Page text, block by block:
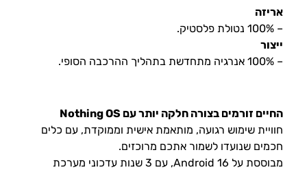
אריזה
– 100% נטולת פלסטיק.
ייצור
– 100% אנרגיה מתחדשת בתהליך ההרכבה הסופי.
החיים זורמים בצורה חלקה יותר עם Nothing OS
חוויית שימוש רגועה, מותאמת אישית וממוקדת, עם כלים
חכמים שנועדו לשמור אתכם מרוכזים.
מבוססת על Android 16, עם 3 שנות עדכוני מערכת